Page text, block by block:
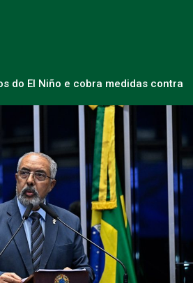
do El Niño e cobra medidas contra